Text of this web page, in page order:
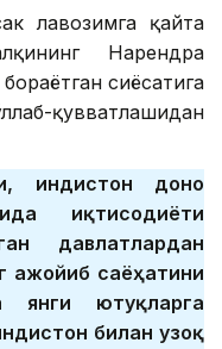
лавозимга қайта
Нарендра
сиёсатига
қувватлашидан
Ҳиндистон доно
иқтисодиёти
давлатлардан
ажойиб саёҳатини
ютуқларга
билан узоқ